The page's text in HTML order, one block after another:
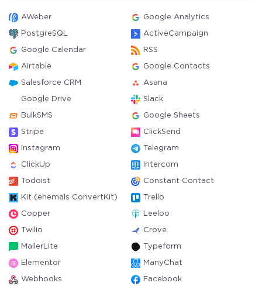
AWeber Google Analytics
PostgreSQL ActiveCampaign
Google Calendar RSS
Airtable Google Contacts
Salesforce CRM Asana
Google Drive Slack
BulkSMS Google Sheets
Stripe ClickSend
Instagram Telegram
ClickUp Intercom
Todoist Constant Contact
Kit (ehemals ConvertKit) Trello
Copper Leeloo
Twilio Crove
MailerLite Typeform
Elementor ManyChat
Webhooks Facebook